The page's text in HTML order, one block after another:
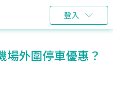
登入
場外圍停車優惠？